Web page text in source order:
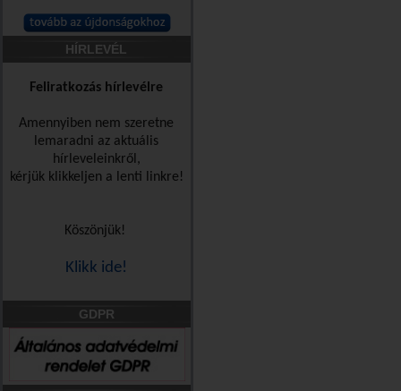
HÍRLEVÉL
Feliratkozás hírlevélre
Amennyiben nem szeretne
lemaradni az aktuális
hírleveleinkről,
kérjük klikkeljen a lenti linkre!
Köszönjük!
Klikk ide!
GDPR